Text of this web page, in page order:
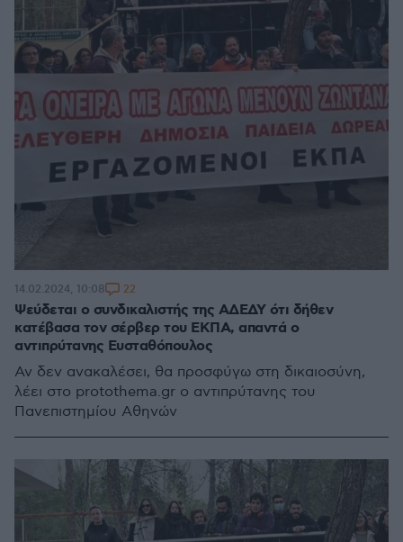
Ψεύδεται ο συνδικαλιστής της ΑΔΕΔΥ ότι δήθεν
κατέβασα τον σέρβερ του ΕΚΠΑ, απαντά ο
αντιπρύτανης Ευσταθόπουλος
Αν δεν ανακαλέσει, θα προσφύγω στη δικαιοσύνη,
λέει στο protothema.gr ο αντιπρύτανης του
Πανεπιστημίου Αθηνών
14.02.2024, 10:08 22